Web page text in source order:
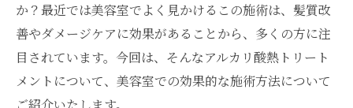
か？最近では美容室でよく見かけるこの施術は、髪質改
善やダメージケアに効果があることから、多くの方に注
目されています。今回は、そんなアルカリ酸熱トリート
メントについて、美容室での効果的な施術方法について